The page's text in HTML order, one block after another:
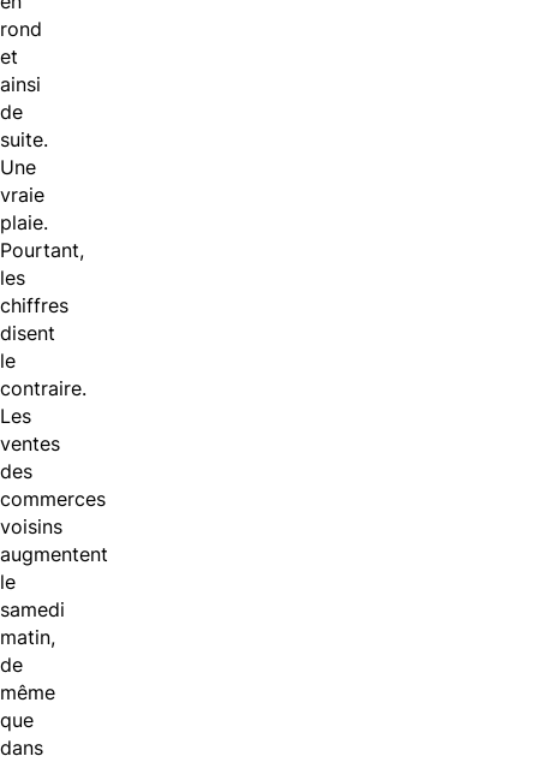
rond
et
ainsi
de
suite.
Une
vraie
plaie.
Pourtant,
les
chiffres
disent
le
contraire.
Les
ventes
des
commerces
voisins
augmentent
le
samedi
matin,
de
même
que
dans